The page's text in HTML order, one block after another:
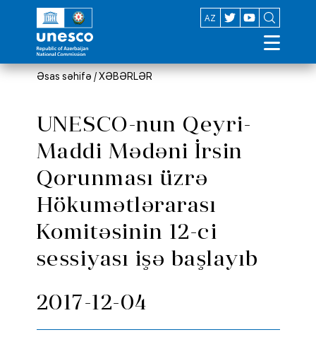
AZ
EN
Əsas səhifə /XƏBƏRLƏR
UNESCO-nun Qeyri-
Maddi Mədəni İrsin
Qorunması üzrə
Hökumətlərarası
Komitəsinin 12-ci
sessiyası işə başlayıb
2017-12-04